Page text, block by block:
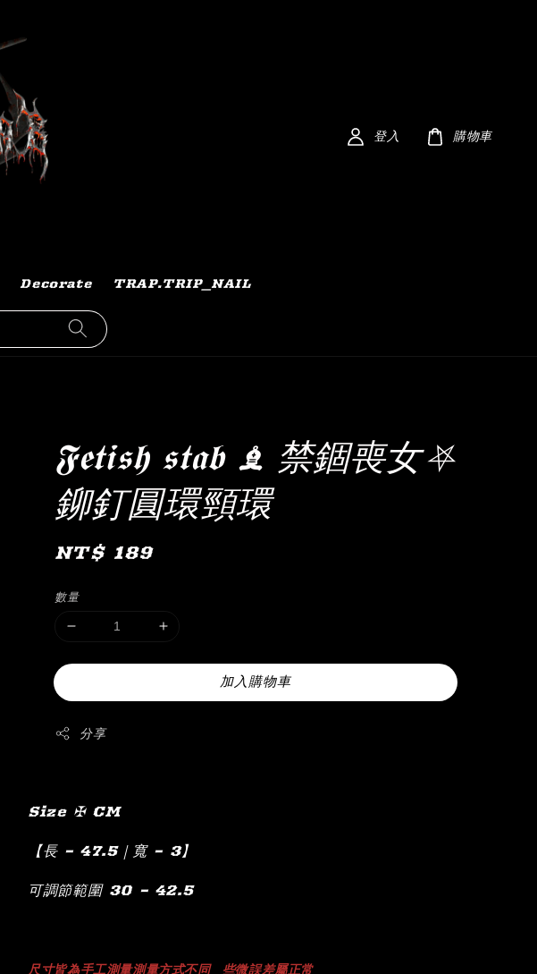
Decorate TRAP.TRIP_NAIL
登入 購物車
𝕱𝖊𝖙𝖎𝖘𝖍 𝖘𝖙𝖆𝖇 ♝ 禁錮喪女⛧
鉚釘圓環頸環
Regular
NT$ 189
數量
加入購物車
分享
Size ✠ CM
【長 – 47.5｜寬 – 3】
可調節範圍 30 – 42.5
尺寸皆為手工測量測量方式不同 些微誤差屬正常